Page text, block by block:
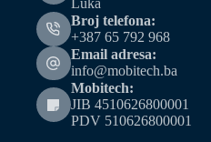
Luka
Broj telefona:
+387 65 792 968
Email adresa:
info@mobitech.ba
Mobitech:
JIB 4510626800001
PDV 510626800001